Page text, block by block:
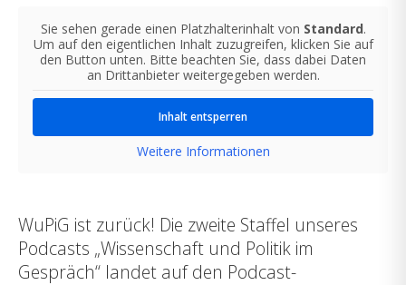
Sie sehen gerade einen Platzhalterinhalt von Standard.
Um auf den eigentlichen Inhalt zuzugreifen, klicken Sie auf
den Button unten. Bitte beachten Sie, dass dabei Daten
an Drittanbieter weitergegeben werden.
Inhalt entsperren
Weitere Informationen
WuPiG ist zurück! Die zweite Staffel unseres
Podcasts „Wissenschaft und Politik im
Gespräch“ landet auf den Podcast-